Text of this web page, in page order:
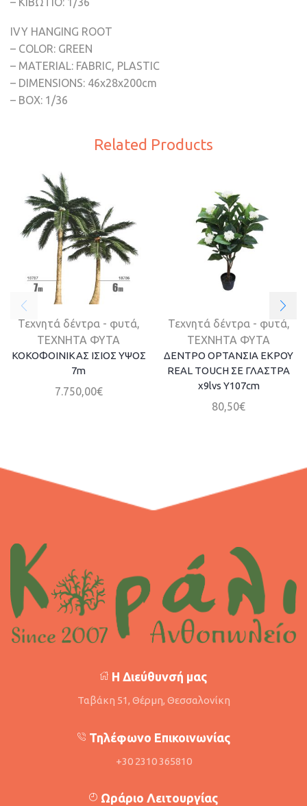
IVY HANGING ROOT
– COLOR: GREEN
– MATERIAL: FABRIC, PLASTIC
– DIMENSIONS: 46x28x200cm
– BOX: 1/36
Related Products
Τεχνητά δέντρα - φυτά,
ΤΕΧΝΗΤΑ ΦΥΤΑ
ΚΟΚΟΦΟΙΝΙΚΑΣ ΙΣΙΟΣ ΥΨΟΣ
7m
7.750,00€
Τεχνητά δέντρα - φυτά,
ΤΕΧΝΗΤΑ ΦΥΤΑ
ΔΕΝΤΡΟ ΟΡΤΑΝΣΙΑ ΕΚΡΟΥ
REAL TOUCH ΣΕ ΓΛΑΣΤΡΑ
x9lvs Y107cm
80,50€
Η Διεύθυνσή μας
Ταβάκη 51, Θέρμη, Θεσσαλονίκη
Τηλέφωνο Επικοινωνίας
+30 2310 365810
Ωράριο Λειτουργίας